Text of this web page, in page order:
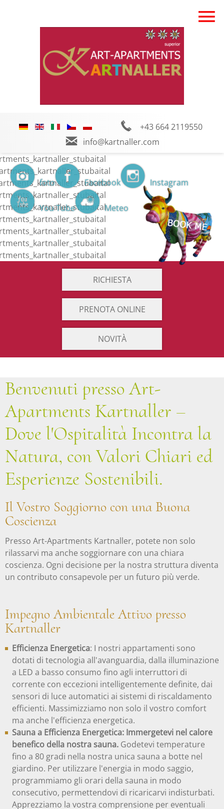
+43 664 2119550
info@kartnaller.com
foto Facebook Instagram
You Tube Meteo
RICHIESTA
PRENOTA ONLINE
NOVITÀ
Benvenuti presso Art-
Apartments Kartnaller –
Dove l'Ospitalità Incontra la
Natura, con Valori Chiari ed
Esperienze Sostenibili.
Il Vostro Soggiorno con una Buona
Coscienza
Presso Art-Apartments Kartnaller, potete non solo
rilassarvi ma anche soggiornare con una chiara
coscienza. Ogni decisione per la nostra struttura diventa
un contributo consapevole per un futuro più verde.
Impegno Ambientale Attivo presso
Kartnaller
Efficienza Energetica: I nostri appartamenti sono
dotati di tecnologia all'avanguardia, dalla illuminazione
a LED a basso consumo fino agli interruttori di
corrente con eccezioni intelligentemente definite, dai
sensori di luce automatici ai sistemi di riscaldamento
efficienti. Massimizziamo non solo il vostro comfort
ma anche l'efficienza energetica.
Sauna a Efficienza Energetica: Immergetevi nel calore
benefico della nostra sauna. Godetevi temperature
fino a 80 gradi nella nostra unica sauna a botte nel
giardino. Per utilizzare l'energia in modo saggio,
programmiamo gli orari della sauna in modo
consecutivo, permettendovi di ricaricarvi indisturbati.
Apprezziamo la vostra comprensione per eventuali